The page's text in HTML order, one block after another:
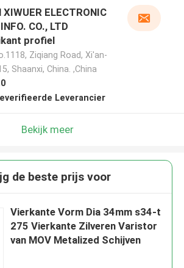
XIWUER ELECTRONIC
CO., LTD
profiel
Ziqiang Road, Xi'an-
Shaanxi, China. ,China
Leverancier
Bekijk meer
de beste prijs voor
Vierkante Vorm Dia 34mm s34-t
275 Vierkante Zilveren Varistor
van MOV Metalized Schijven